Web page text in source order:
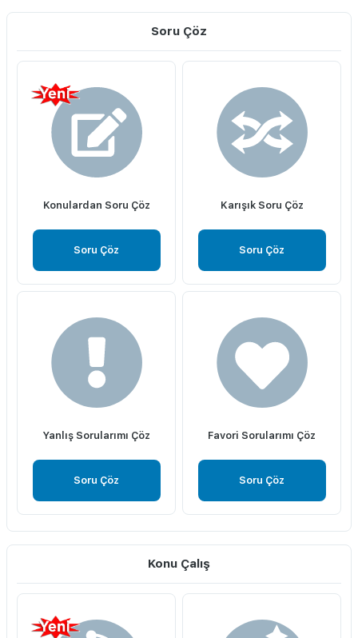
Soru Çöz
Konulardan Soru Çöz
Soru Çöz
Karışık Soru Çöz
Soru Çöz
Yanlış Sorularımı Çöz
Soru Çöz
Favori Sorularımı Çöz
Soru Çöz
Konu Çalış